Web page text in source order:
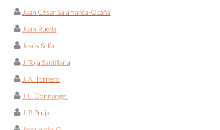
Juan César Salamanca-Ocaña
Juan Rueda
Jesús Selfa
J. Toja Santillana
J. A. Tornero
J. L. Donnanget
J. P. Pruja